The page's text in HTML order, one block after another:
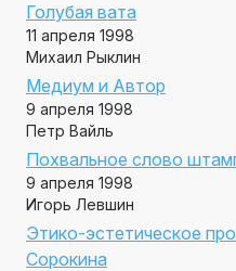
Голубая вата
11 апреля 1998
Михаил Рыклин
Медиум и Автор
9 апреля 1998
Петр Вайль
Похвальное слово
9 апреля 1998
Игорь Левшин
Этико-эстетическое
Сорокина